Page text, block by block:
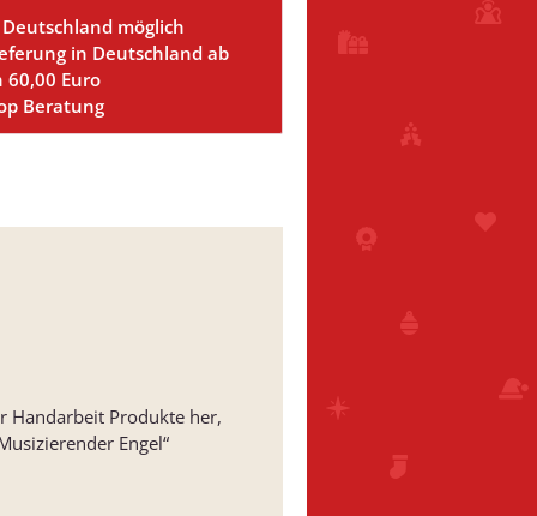
möglich
in Deutschland ab
Euro
Beratung
Handarbeit Produkte her,
Engel“